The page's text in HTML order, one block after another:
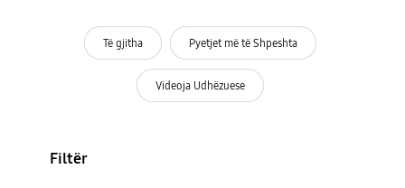
Të gjitha Pyetjet më të Shpeshta
Videoja Udhëzuese
Filtër